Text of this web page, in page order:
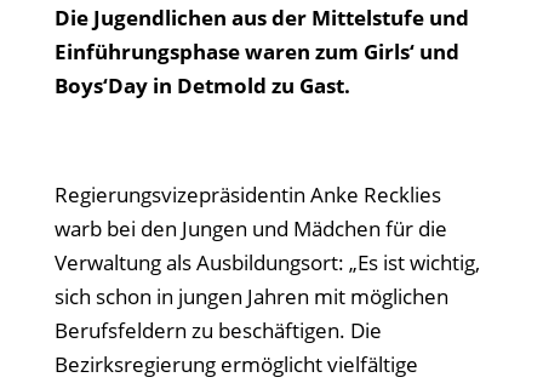
Die Jugendlichen aus der Mittelstufe und
Einführungsphase waren zum Girls‘ und
Boys‘Day in Detmold zu Gast.
Regierungsvizepräsidentin Anke Recklies
warb bei den Jungen und Mädchen für die
Verwaltung als Ausbildungsort: „Es ist wichtig,
sich schon in jungen Jahren mit möglichen
Berufsfeldern zu beschäftigen. Die
Bezirksregierung ermöglicht vielfältige